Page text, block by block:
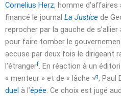
Cornelius Herz, homme
financé le journal La Justice de
reprocher par la gauche de
pour faire tomber le
accuse par deux fois le dirigeant
l’étrangerf. En réaction à un
« menteur » et de « lâche »g, Paul
duel à l’épée. Ce choix est jugé